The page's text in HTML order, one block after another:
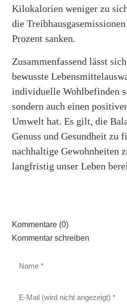
Kilokalorien weniger zu
die
Prozent sanken.
Zusammenfassend lässt
bewusste
individuelle Wohlbefinden
sondern auch einen
Umwelt hat. Es gilt, die
Genuss und Gesundheit zu
nachhaltige Gewohnheiten
langfristig unser Leben
Kommentare (0)
Kommentar schreiben